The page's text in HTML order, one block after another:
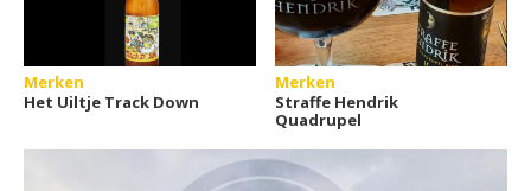
Merken
Het Uiltje Track Down
Merken
Straffe Hendrik
Quadrupel